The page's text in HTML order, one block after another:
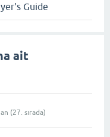
Guide
ait
(27 . sırada)